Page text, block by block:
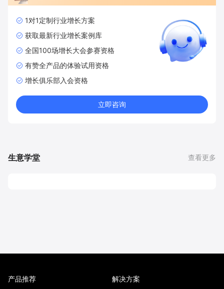
1对1定制行业增长方案
获取最新行业增长案例库
全国100场增长大会参赛资格
有赞全产品的体验试用资格
增长俱乐部入会资格
立即咨询
生意学堂 查看更多
产品推荐 解决方案